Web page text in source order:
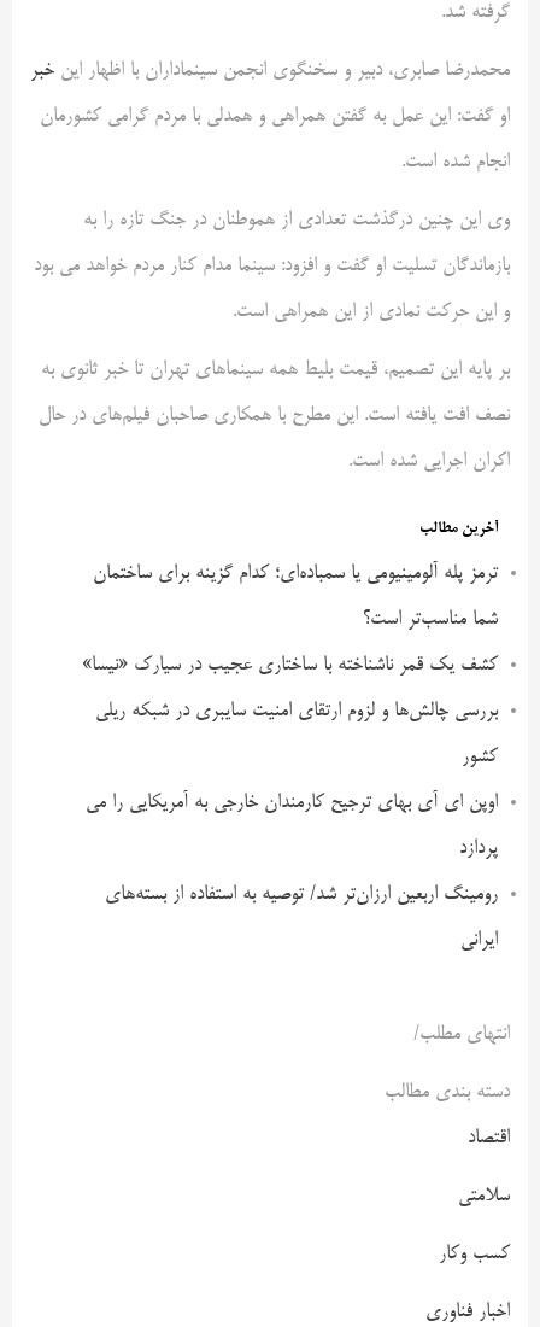
گرفته شد.
محمدرضا صابری، دبیر و سخنگوی انجمن سینماداران با اظهار این خبر
او گفت: این عمل به گفتن همراهی و همدلی با مردم گرامی کشورمان
انجام شده است.
وی این چنین درگذشت تعدادی از هموطنان در جنگ تازه را به
بازماندگان تسلیت او گفت و افزود: سینما مدام کنار مردم خواهد می بود
و این حرکت نمادی از این همراهی است.
بر پایه این تصمیم، قیمت بلیط همه سینماهای تهران تا خبر ثانوی به
نصف افت یافته است. این مطرح با همکاری صاحبان فیلم‌های در حال
اکران اجرایی شده است.
آخرین مطالب
ترمز پله آلومینیومی یا سمباده‌ای؛ کدام گزینه برای ساختمان
شما مناسب‌تر است؟
کشف یک قمر ناشناخته با ساختاری عجیب در سیارک «نیسا»
بررسی چالش‌ها و لزوم ارتقای امنیت سایبری در شبکه ریلی
کشور
اوپن ای آی بهای ترجیح کارمندان خارجی به آمریکایی را می
پردازد
رومینگ اربعین ارزان‌تر شد/ توصیه به استفاده از بسته‌های
ایرانی
انتهای مطلب/
دسته بندی مطالب
اقتصاد
سلامتی
کسب وکار
اخبار فناوری